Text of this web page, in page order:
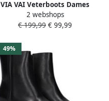
VIA VAI Veterboots Dames
Juliette Abby Maat: 36
Materiaal: Leer Kleur: Zwart
2 webshops
€ 199,99 € 99,99
49%